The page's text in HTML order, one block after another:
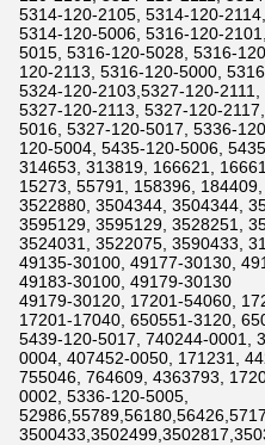
5314-120-2105, 5314-120-
5314-120-5006, 5316-120-
5015, 5316-120-5028, 5316-
120-2113, 5316-120-5000,
5324-120-2103,5327-120-
5327-120-2113, 5327-120-
5016, 5327-120-5017, 5336-
120-5004, 5435-120-5006,
314653, 313819, 166621,
15273, 55791, 158396,
3522880, 3504344, 3504344,
3595129, 3595129, 3528251,
3524031, 3522075, 3590433,
49135-30100, 49177-30130,
49183-30100, 49179-30130
49179-30120, 17201-54060,
17201-17040, 650551-3120,
5439-120-5017, 740244-0001,
0004, 407452-0050, 171231,
755046, 764609, 4363793,
0002, 5336-120-5005,